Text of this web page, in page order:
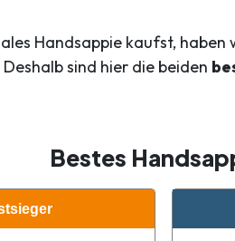
Handsappie kaufst, haben
sind hier die beiden
Bestes